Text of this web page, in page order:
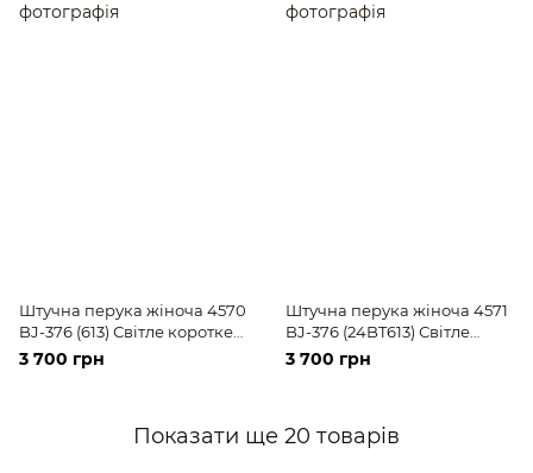
Штучна перука жіноча 4570
BJ-376 (613) Світле коротке
волосся
3 700 грн
Штучна перука жіноча 4571
BJ-376 (24BT613) Світле
коротке волосся
3 700 грн
Показати ще 20 товарів